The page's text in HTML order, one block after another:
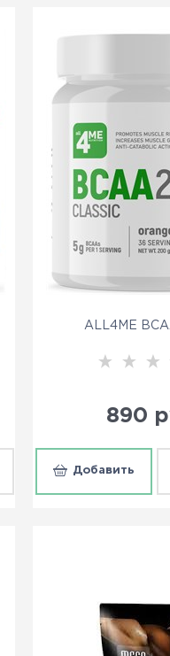
ALL4ME
890
Добавить